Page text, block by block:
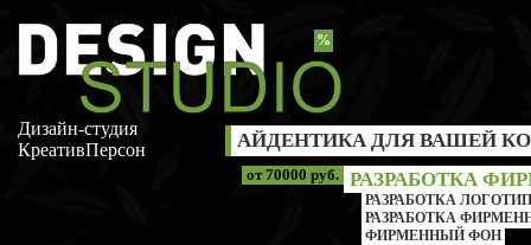
Дизайн-студия
КреативПерсон
%
АЙДЕНТИКА ДЛЯ ВАШЕЙ
РАЗРАБОТКА
РАЗРАБОТКА
РАЗРАБОТКА
ФИРМЕННЫЙ ФОН
от 70000 руб.